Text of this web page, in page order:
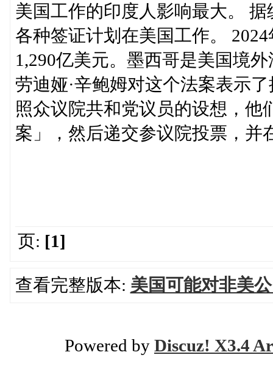
美国工作的印度人影响最大。
各种签证计划在美国工作。
1,290亿美元。墨西哥是美国境
劳迪娅·辛鲍姆对这个法案表示
照众议院共和党议员的设想，他
案」，然后递交参议院投票，并
页: [1]
查看完整版本: 美国可能对非美
Powered by Discuz! X3.4